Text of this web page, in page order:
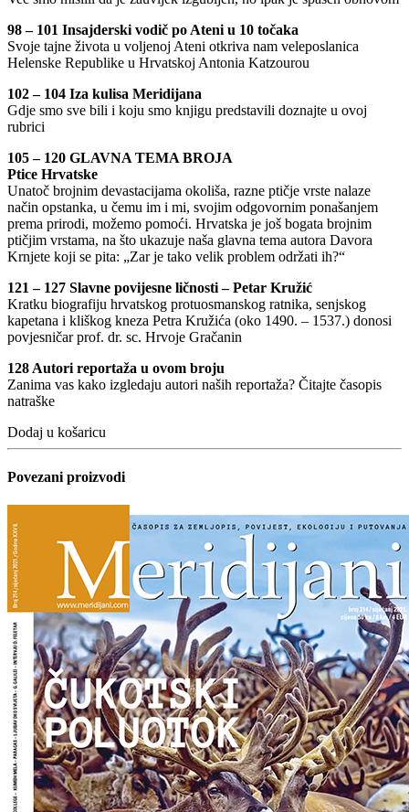
98 – 101 Insajderski vodič po Ateni u 10 točaka
Svoje tajne života u voljenoj Ateni otkriva nam veleposlanica
Helenske Republike u Hrvatskoj Antonia Katzourou
102 – 104 Iza kulisa Meridijana
Gdje smo sve bili i koju smo knjigu predstavili doznajte u ovoj
rubrici
105 – 120 GLAVNA TEMA BROJA
Ptice Hrvatske
Unatoč brojnim devastacijama okoliša, razne ptičje vrste nalaze
način opstanka, u čemu im i mi, svojim odgovornim ponašanjem
prema prirodi, možemo pomoći. Hrvatska je još bogata brojnim
ptičjim vrstama, na što ukazuje naša glavna tema autora Davora
Krnjete koji se pita: „Zar je tako velik problem održati ih?“
121 – 127 Slavne povijesne ličnosti – Petar Kružić
Kratku biografiju hrvatskog protuosmanskog ratnika, senjskog
kapetana i kliškog kneza Petra Kružića (oko 1490. – 1537.) donosi
povjesničar prof. dr. sc. Hrvoje Gračanin
128 Autori reportaža u ovom broju
Zanima vas kako izgledaju autori naših reportaža? Čitajte časopis
natraške
Dodaj u košaricu
Povezani proizvodi